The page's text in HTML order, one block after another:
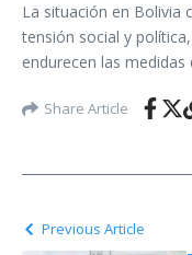
La situación en Bolivia
tensión social y
endurecen las
Share Article
Previous Article